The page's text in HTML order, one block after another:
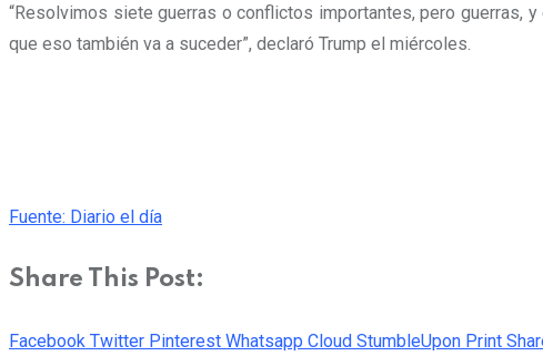
“Resolvimos siete guerras o conflictos importantes, pero guerras,
que eso también va a suceder”, declaró Trump el miércoles.
Fuente: Diario el día
Share This Post:
Facebook Twitter Pinterest Whatsapp Cloud StumbleUpon Print